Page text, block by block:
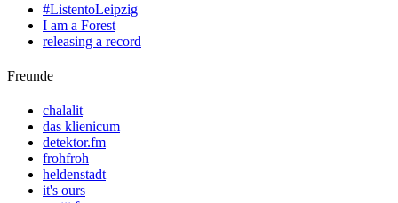
#ListentoLeipzig
I am a Forest
releasing a record
Freunde
chalalit
das klienicum
detektor.fm
frohfroh
heldenstadt
it's ours